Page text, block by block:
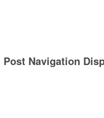
Post Navigation